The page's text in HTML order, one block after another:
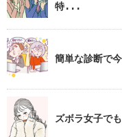
特...
簡単な診断で
ズボラ女子で